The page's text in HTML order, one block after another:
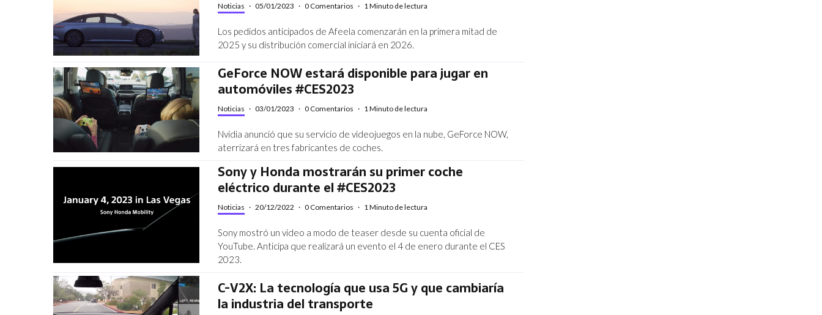
Noticias · 05/01/2023 · 0 Comentarios · 1 Minuto de lectura
Los pedidos anticipados de Afeela comenzarán en la primera mitad de
2025 y su distribución comercial iniciará en 2026.
GeForce NOW estará disponible para jugar en
automóviles #CES2023
Noticias · 03/01/2023 · 0 Comentarios · 1 Minuto de lectura
Nvidia anunció que su servicio de videojuegos en la nube, GeForce NOW,
aterrizará en tres fabricantes de coches.
Sony y Honda mostrarán su primer coche
eléctrico durante el #CES2023
Noticias · 20/12/2022 · 0 Comentarios · 1 Minuto de lectura
Sony mostró un video a modo de teaser desde su cuenta oficial de
YouTube. Anticipa que realizará un evento el 4 de enero durante el CES
2023.
C-V2X: La tecnología que usa 5G y que cambiaría
la industria del transporte